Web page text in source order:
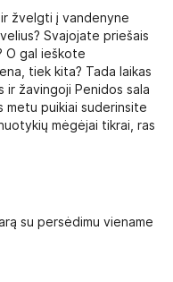
žvelgti į vandenyne
Svajojate priešais
O gal ieškote
tiek kita? Tada laikas
ir žavingoji Penidos sala
metu puikiai suderinsite
mėgėjai tikrai, ras
su persėdimu viename